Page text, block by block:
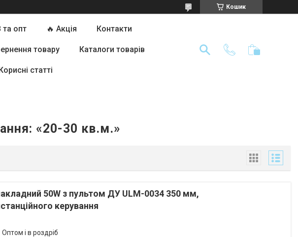
Кошик
та опт 🔥 Акція Контакти
товару Каталоги товарів
статті
«20-30 кв.м.»
50W з пультом ДУ ULM-0034 350 мм,
керування
Оптом і в роздріб